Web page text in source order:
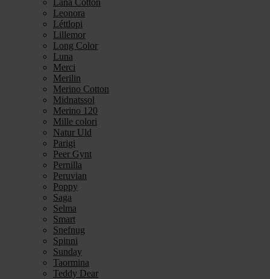
Lana Cotton
Leonora
Léttlopi
Lillemor
Long Color
Luna
Merci
Merilin
Merino Cotton
Midnatssol
Merino 120
Mille colori
Natur Uld
Parigi
Peer Gynt
Pernilla
Peruvian
Poppy
Saga
Selma
Smart
Snefnug
Spinni
Sunday
Taormina
Teddy Dear